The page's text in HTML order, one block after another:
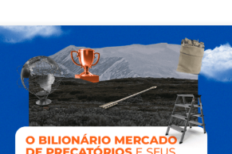
Atualizado em 6 de março de 2023 por natalia O
mercado de precatórios tem se expandido
rapidamente nos últimos anos no Brasil. O grande
volume de ações judiciais movidas contra o estado,
tanto por pessoas físicas quanto por empresas, tem
gerado uma crescente demanda por esse tipo de